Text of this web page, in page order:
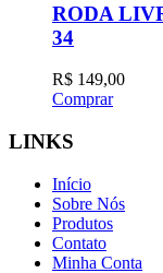
RODA
34
R$ 149,00
Comprar
LINKS
Início
Sobre Nós
Produtos
Contato
Minha Conta